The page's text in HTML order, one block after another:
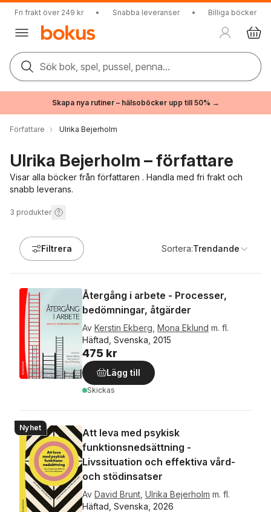
Fri frakt över 249 kr • Snabba leveranser • Billiga böcker
Sök bok, spel, pussel, penna...
Skapa nya rutiner – hälsoböcker upp till 50% →
Författare Ulrika Bejerholm
Ulrika Bejerholm – författare
Visar alla böcker från författaren . Handla med fri frakt och
snabb leverans.
3 produkter
Filtrera Sortera:Trendande
Återgång i arbete - Processer,
bedömningar, åtgärder
Av Kerstin Ekberg Mona Eklund m. fl.
Häftad, Svenska, 2015
475 kr
Lägg till
Skickas
Nyhet
Att leva med psykisk
funktionsnedsättning -
Livssituation och effektiva vård-
och stödinsatser
Av David Brunt Ulrika Bejerholm m. fl.
Häftad, Svenska, 2026